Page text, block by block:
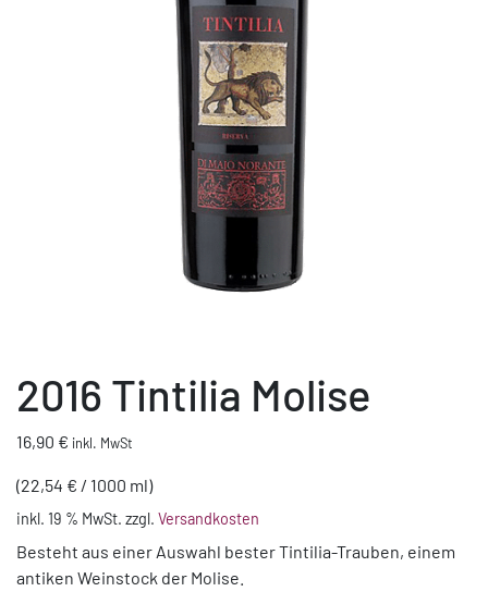
2016 Tintilia Molise
16,90 € inkl. MwSt
(22,54 € / 1000 ml)
inkl. 19 % MwSt. zzgl. Versandkosten
Besteht aus einer Auswahl bester Tintilia-Trauben, einem
antiken Weinstock der Molise.